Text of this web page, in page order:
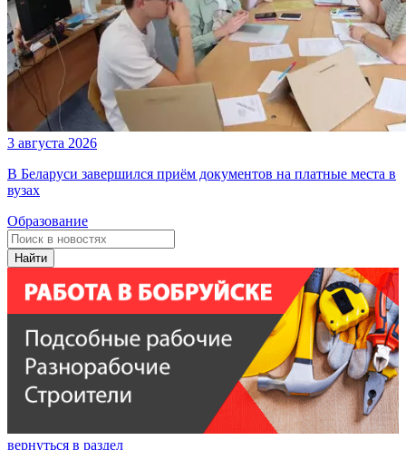
3 августа 2026
В Беларуси завершился приём документов на платные места в
вузах
Образование
Найти
вернуться в раздел